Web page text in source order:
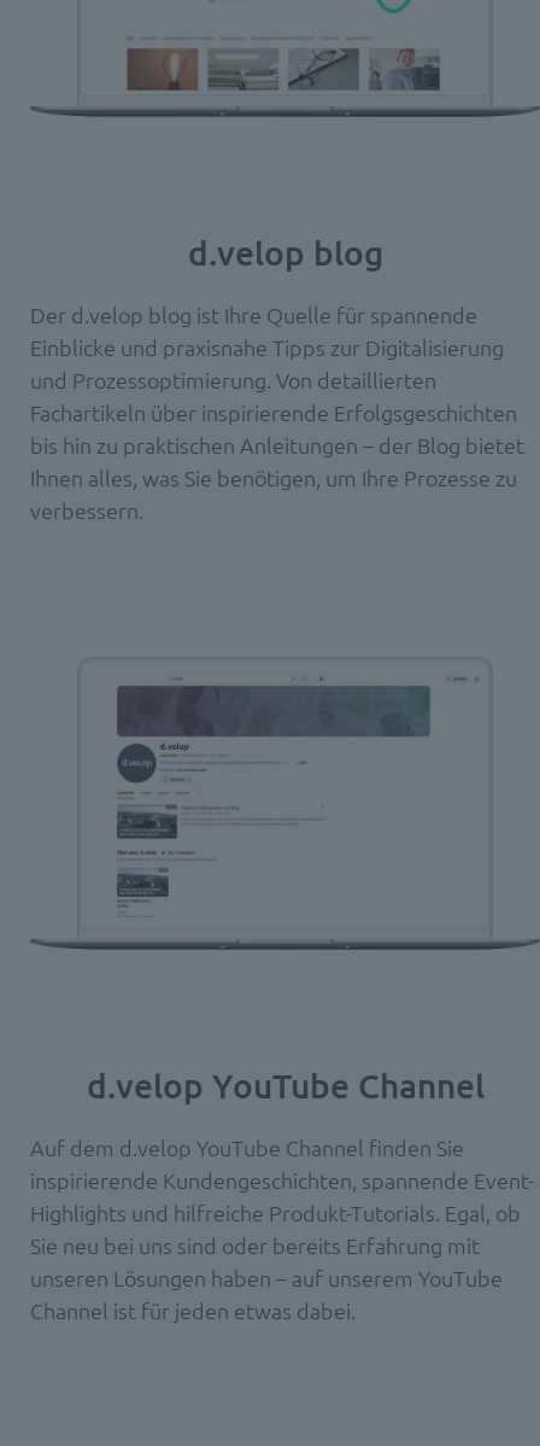
d.velop blog
Der d.velop blog ist Ihre Quelle für spannende
Einblicke und praxisnahe Tipps zur Digitalisierung
und Prozessoptimierung. Von detaillierten
Fachartikeln über inspirierende Erfolgsgeschichten
bis hin zu praktischen Anleitungen – der Blog bietet
Ihnen alles, was Sie benötigen, um Ihre Prozesse zu
verbessern.
d.velop YouTube Channel
Auf dem d.velop YouTube Channel finden Sie
inspirierende Kundengeschichten, spannende Event-
Highlights und hilfreiche Produkt-Tutorials. Egal, ob
Sie neu bei uns sind oder bereits Erfahrung mit
unseren Lösungen haben – auf unserem YouTube
Channel ist für jeden etwas dabei.